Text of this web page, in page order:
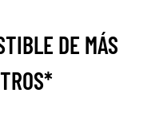
DE MÁS